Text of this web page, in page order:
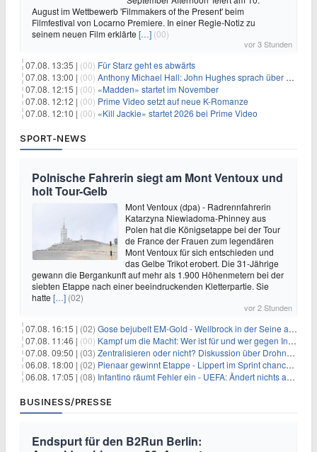
August im Wettbewerb 'Filmmakers of the Present' beim
Filmfestival von Locarno Premiere. In einer Regie-Notiz zu
seinem neuen Film erklärte […] (00)
vor 3 Stunden
07.08. 13:35 | (00) Für Starz geht es abwärts
07.08. 13:00 | (00) Anthony Michael Hall: John Hughes sprach über eine Fortsetzung von 'The Breakfast Club'
07.08. 12:15 | (00) «Madden» startet im November
07.08. 12:12 | (00) Prime Video setzt auf neue K-Romanze
07.08. 12:10 | (00) «Kill Jackie» startet 2026 bei Prime Video
SPORT-NEWS
Polnische Fahrerin siegt am Mont Ventoux und
holt Tour-Gelb
Mont Ventoux (dpa) - Radrennfahrerin
Katarzyna Niewiadoma-Phinney aus
Polen hat die Königsetappe bei der Tour
de France der Frauen zum legendären
Mont Ventoux für sich entschieden und
das Gelbe Trikot erobert. Die 31-Jährige
gewann die Bergankunft auf mehr als 1.900 Höhenmetern bei der
siebten Etappe nach einer beeindruckenden Kletterpartie. Sie
hatte […] (02)
vor 2 Stunden
07.08. 16:15 | (02) Gose bejubelt EM-Gold - Wellbrock in der Seine ausgebremst
07.08. 11:46 | (00) Kampf um die Macht: Wer ist für und wer gegen Infantino?
07.08. 09:50 | (03) Zentralisieren oder nicht? Diskussion über Drohnenabwehr
06.08. 18:00 | (02) Pienaar gewinnt Etappe - Lippert im Sprint chancenlos
06.08. 17:05 | (08) Infantino räumt Fehler ein - UEFA: Ändert nichts an Boykott
BUSINESS/PRESSE
Endspurt für den B2Run Berlin: